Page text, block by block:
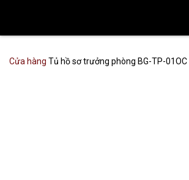
Cửa hàng Tủ hồ sơ trưởng phòng BG-TP-01OC